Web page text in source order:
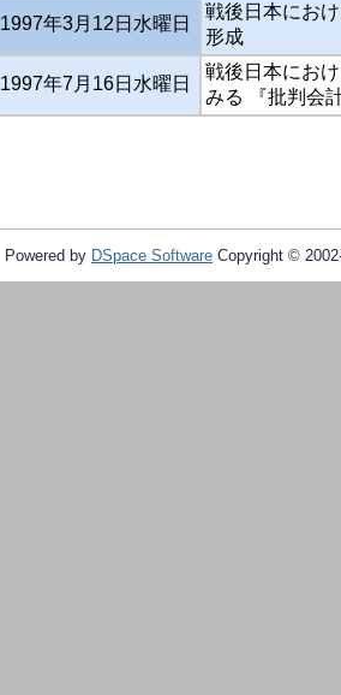
1997年3月12日水曜日
戦後日本にお
形成
1997年7月16日水曜日
戦後日本にお
みる 『批判会
Powered by DSpace Software Copyright ©